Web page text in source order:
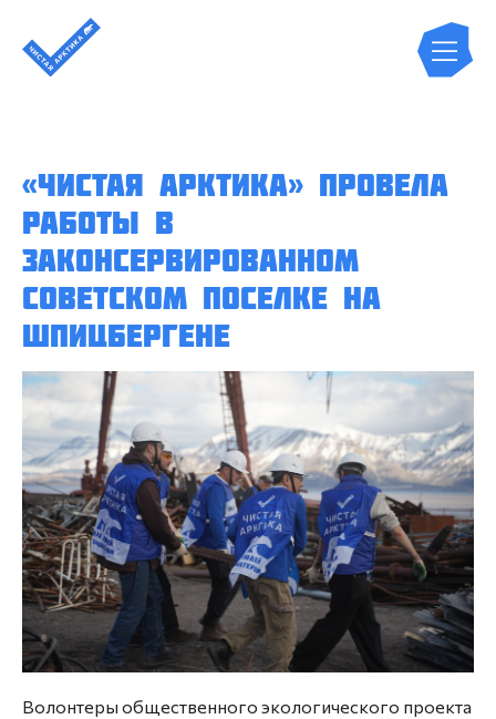
«Чистая Арктика» провела
работы в
законсервированном
советском поселке на
Шпицбергене
Волонтеры общественного экологического проекта